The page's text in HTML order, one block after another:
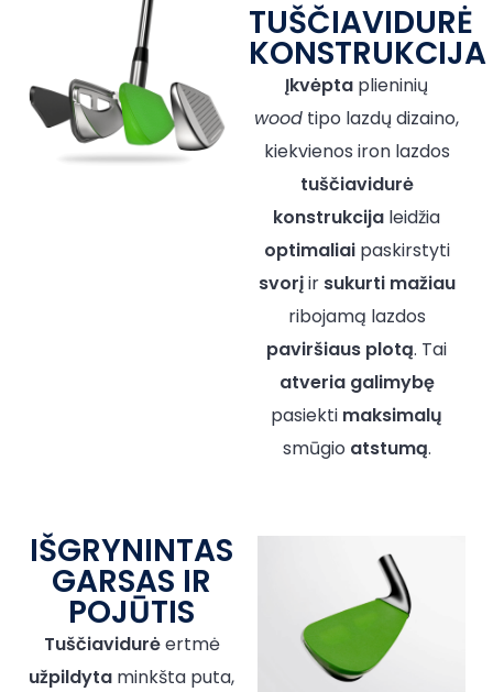
TUŠČIAVIDURĖ
KONSTRUKCIJA
Įkvėpta plieninių
wood tipo lazdų dizaino,
kiekvienos iron lazdos
tuščiavidurė
konstrukcija leidžia
optimaliaipaskirstyti
svorįir sukurti mažiau
ribojamą lazdos
paviršiaus plotą. Tai
atveria galimybę
pasiekti maksimalų
smūgio atstumą.
IŠGRYNINTAS
GARSAS IR
POJŪTIS
Tuščiavidurėertmė
užpildyta minkšta puta,